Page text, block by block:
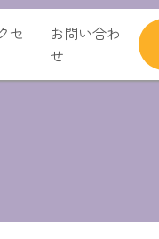
セ
お問い合わ
せ